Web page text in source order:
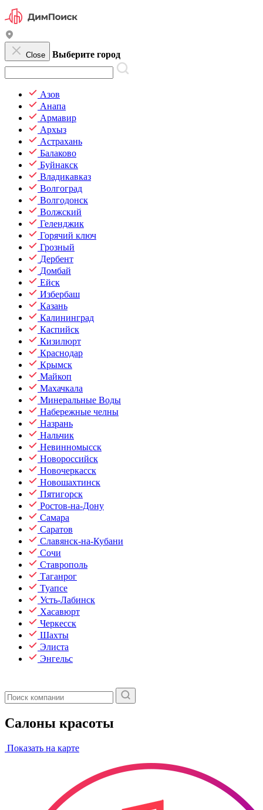
Close Выберите город
Азов
Анапа
Армавир
Архыз
Астрахань
Балаково
Буйнакск
Владикавказ
Волгоград
Волгодонск
Волжский
Геленджик
Горячий ключ
Грозный
Дербент
Домбай
Ейск
Избербаш
Казань
Калининград
Каспийск
Кизилюрт
Краснодар
Крымск
Майкоп
Махачкала
Минеральные Воды
Набережные челны
Назрань
Нальчик
Невинномысск
Новороссийск
Новочеркасск
Новошахтинск
Пятигорск
Ростов-на-Дону
Самара
Саратов
Славянск-на-Кубани
Сочи
Ставрополь
Таганрог
Туапсе
Усть-Лабинск
Хасавюрт
Черкесск
Шахты
Элиста
Энгельс
Салоны красоты
Показать на карте